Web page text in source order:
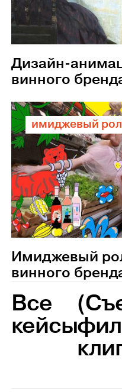
Дизайн-
винного
имиджевый
Имиджевый
винного
Все
кейсы